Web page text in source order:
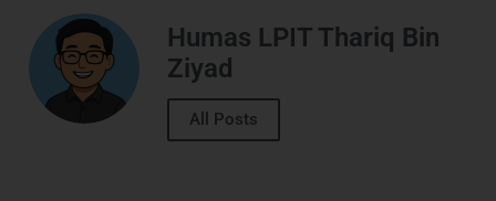
Humas LPIT Thariq Bin
Ziyad
All Posts